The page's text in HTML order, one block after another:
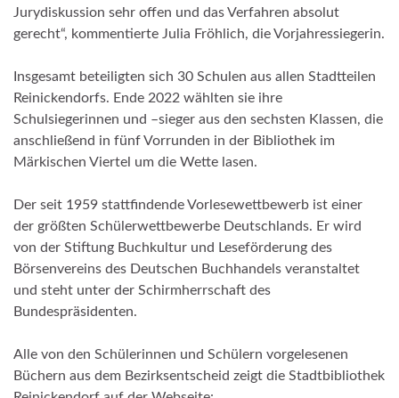
Jurydiskussion sehr offen und das Verfahren absolut
gerecht“, kommentierte Julia Fröhlich, die Vorjahressiegerin.
Insgesamt beteiligten sich 30 Schulen aus allen Stadtteilen
Reinickendorfs. Ende 2022 wählten sie ihre
Schulsiegerinnen und –sieger aus den sechsten Klassen, die
anschließend in fünf Vorrunden in der Bibliothek im
Märkischen Viertel um die Wette lasen.
Der seit 1959 stattfindende Vorlesewettbewerb ist einer
der größten Schülerwettbewerbe Deutschlands. Er wird
von der Stiftung Buchkultur und Leseförderung des
Börsenvereins des Deutschen Buchhandels veranstaltet
und steht unter der Schirmherrschaft des
Bundespräsidenten.
Alle von den Schülerinnen und Schülern vorgelesenen
Büchern aus dem Bezirksentscheid zeigt die Stadtbibliothek